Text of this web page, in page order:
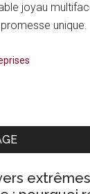
joyau
unique.